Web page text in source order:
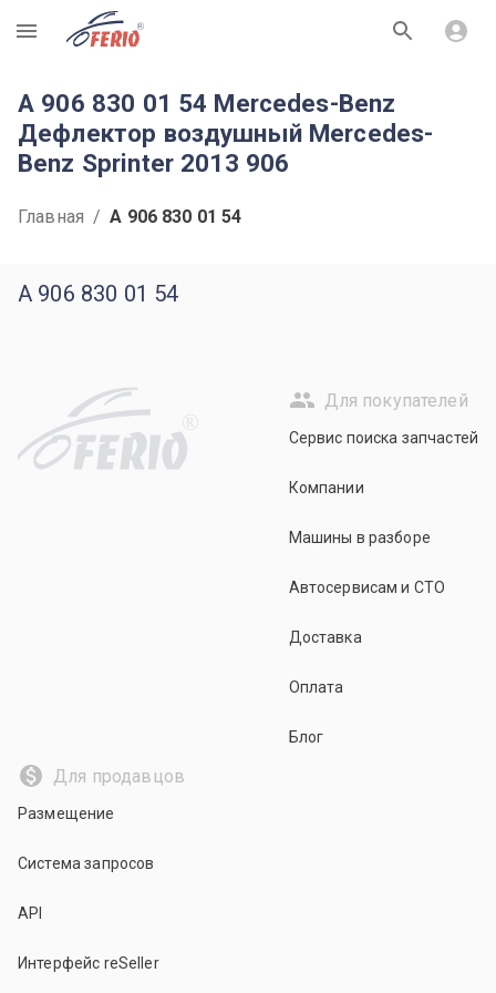
R
A 906 830 01 54 Mercedes-Benz
Дефлектор воздушный Mercedes-
Benz Sprinter 2013 906
Главная / A 906 830 01 54
A 906 830 01 54
R
Для покупателей
Сервис поиска запчастей
Компании
Машины в разборе
Автосервисам и СТО
Доставка
Оплата
Блог
Для продавцов
Размещение
Система запросов
API
Интерфейс reSeller